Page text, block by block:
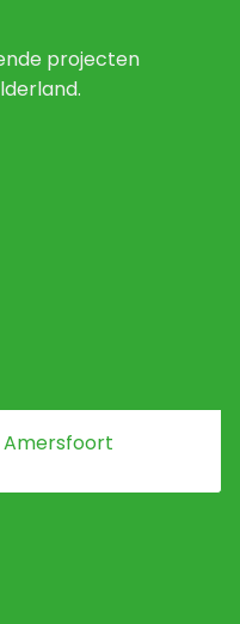
projecten